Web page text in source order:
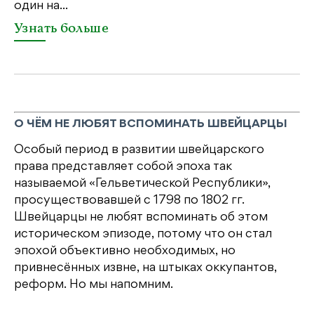
один на...
Узнать больше
О ЧЁМ НЕ ЛЮБЯТ ВСПОМИНАТЬ ШВЕЙЦАРЦЫ
Особый период в развитии швейцарского
права представляет собой эпоха так
называемой «Гельветической Республики»,
просуществовавшей с 1798 по 1802 гг.
Швейцарцы не любят вспоминать об этом
историческом эпизоде, потому что он стал
эпохой объективно необходимых, но
привнесённых извне, на штыках оккупантов,
реформ. Но мы напомним.